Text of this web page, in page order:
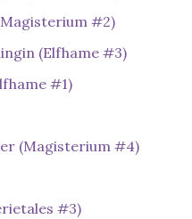
#2)
(Elfhame #3)
#1)
(Magisterium #4)
#3)